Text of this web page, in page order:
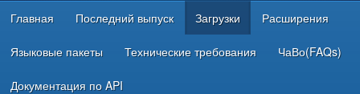
РЕСУРСЫ ДЛЯ РАЗРАБОТЧИКОВ
Главная Последний выпуск Загрузки Расширения
Языковые пакеты Технические требования ЧаВо(FAQs)
Документация по API